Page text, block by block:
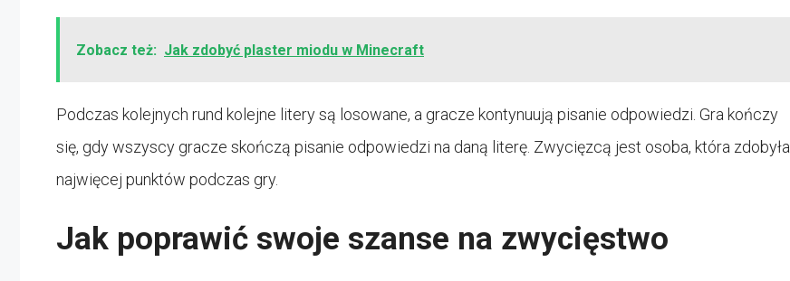
Zobacz też: Jak zdobyć plaster miodu w Minecraft
Podczas kolejnych rund kolejne litery są losowane, a gracze kontynuują pisanie odpowiedzi. Gra kończy
się, gdy wszyscy gracze skończą pisanie odpowiedzi na daną literę. Zwycięzcą jest osoba, która zdobyła
najwięcej punktów podczas gry.
Jak poprawić swoje szanse na zwycięstwo